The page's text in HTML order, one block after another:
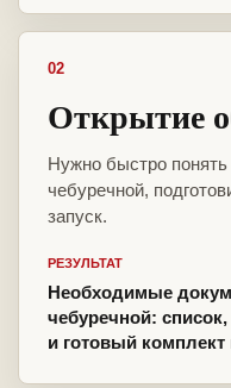
02
Открытие
Нужно быстро
чебуречной,
запуск.
РЕЗУЛЬТАТ
Необходимые
чебуречной:
и готовый